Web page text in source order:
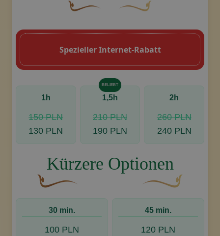
Reservieren, Kontakt aufnehmen
Spezieller Internet-Rabatt
1h
150 PLN
130 PLN
BELIEBT
1,5h
210 PLN
190 PLN
2h
260 PLN
240 PLN
Kürzere Optionen
30 min.
100 PLN
45 min.
120 PLN